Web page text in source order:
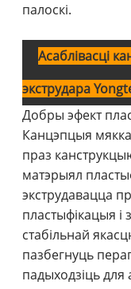
палоскі.
Асаблівасці
экструдара
Добры эфект
Канцэпцыя
праз
матэрыял
экструдавацца
пластыфікацыя
стабільнай
пазбегнуць
падыходзіць для